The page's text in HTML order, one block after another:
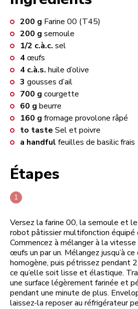
200 g Farine 00 (T45)
200 g semoule
1/2 c.à.c. sel
4œufs
4 c.à.s. huile d’olive
3 gousses d’ail
700 g courgette
60 g beurre
160 g fromage provolone râpé
to taste Sel et poivre
a handful feuilles de basilic frais
Étapes
Versez la farine 00, la semoule et
robot pâtissier multifonction équipé
Commencez à mélanger à la
œufs un par un. Mélangez jusqu’à
homogène, puis pétrissez pendant 2
ce qu’elle soit lisse et élastique.
une surface légèrement farinée et
pendant une minute de plus.
laissez-la reposer au réfrigérateur